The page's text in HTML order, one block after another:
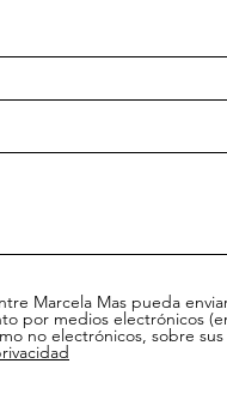
Marcela Mas pueda
por medios electrónicos
no electrónicos, sobre